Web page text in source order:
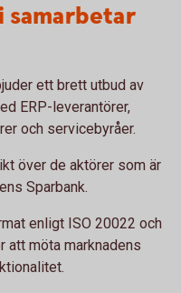
samarbetar
ett brett utbud av
ERP-leverantörer,
och servicebyråer.
över de aktörer som är
Sparbank.
enligt ISO 20022 och
att möta marknadens